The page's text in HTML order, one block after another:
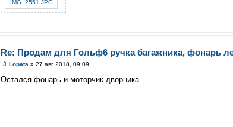
Re: Продам для Гольф6 ручка багажника, фонарь
Lopata » 27 авг 2018, 09:09
Остался фонарь и моторчик дворника